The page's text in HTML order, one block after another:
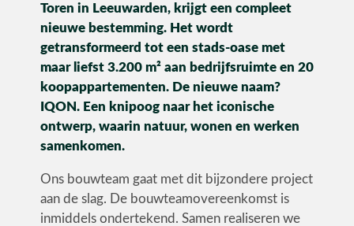
Over ons
Werken bij
Wonen
Industrie
Toren in Leeuwarden, krijgt een compleet
nieuwe bestemming. Het wordt
getransformeerd tot een stads-oase met
maar liefst 3.200 m² aan bedrijfsruimte en 20
koopappartementen. De nieuwe naam?
IQON. Een knipoog naar het iconische
ontwerp, waarin natuur, wonen en werken
samenkomen.
Ons bouwteam gaat met dit bijzondere project
aan de slag. De bouwteamovereenkomst is
inmiddels ondertekend. Samen realiseren we